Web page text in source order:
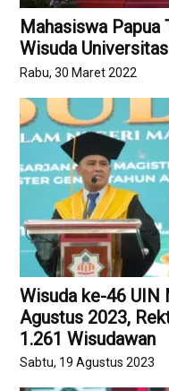
Mahasiswa
Wisuda
Rabu, 30 Maret 2022
Wisuda ke-46
Agustus 2023,
1.261 Wisudawan
Sabtu, 19 Agustus 2023